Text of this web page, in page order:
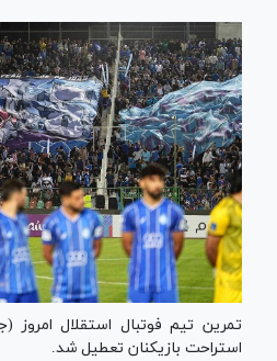
تمرین تیم فوتبال استقلال امروز
استراحت بازیکنان تعطیل شد.